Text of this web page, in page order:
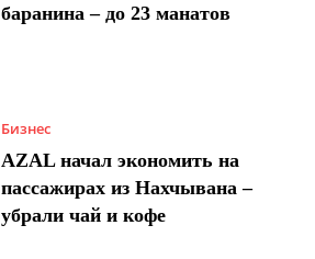
баранина – до 23 манатов
Бизнес
AZAL начал экономить на
пассажирах из Нахчывана –
убрали чай и кофе